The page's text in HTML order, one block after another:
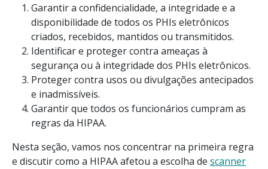
Garantir a confidencialidade, a integridade e a
disponibilidade de todos os PHIs eletrônicos
criados, recebidos, mantidos ou transmitidos.
Identificar e proteger contra ameaças à
segurança ou à integridade dos PHIs eletrônicos.
Proteger contra usos ou divulgações antecipados
e inadmissíveis.
Garantir que todos os funcionários cumpram as
regras da HIPAA.
Nesta seção, vamos nos concentrar na primeira regra
e discutir como a HIPAA afetou a escolha de scanner